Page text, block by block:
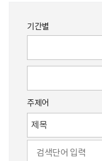
기간별
주제어